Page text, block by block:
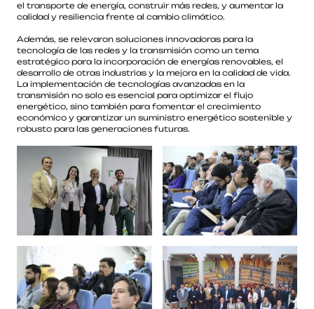
el transporte de energía, construir más redes, y aumentar la
calidad y resiliencia frente al cambio climático.
Además, se relevaron soluciones innovadoras para la
tecnología de las redes y la transmisión como un tema
estratégico para la incorporación de energías renovables, el
desarrollo de otras industrias y la mejora en la calidad de vida.
La implementación de tecnologías avanzadas en la
transmisión no solo es esencial para optimizar el flujo
energético, sino también para fomentar el crecimiento
económico y garantizar un suministro energético sostenible y
robusto para las generaciones futuras.